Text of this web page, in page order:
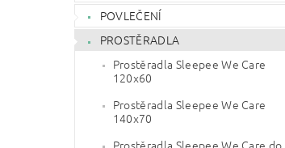
POVLEČENÍ
PROSTĚRADLA
Prostěradla Sleepee We Care
120x60
Prostěradla Sleepee We Care
140x70